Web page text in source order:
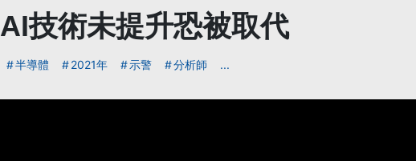
AI技術未提升恐被取代
半導體 2021年 示警 分析師 ...